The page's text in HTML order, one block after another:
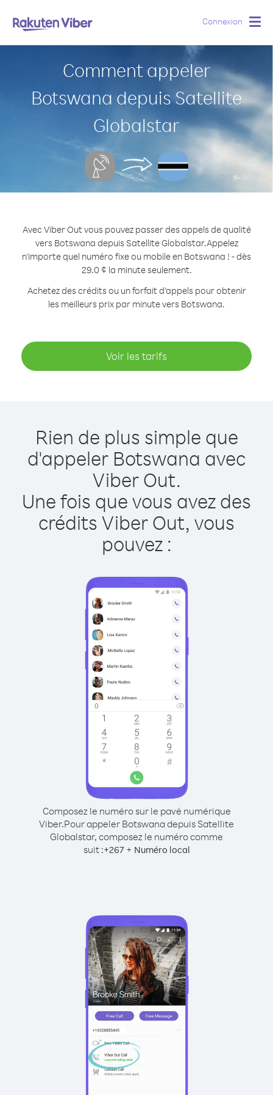
Connexion
Comment appeler
Botswana depuis Satellite
Globalstar
Avec Viber Out vous pouvez passer des appels de qualité
vers Botswana depuis Satellite Globalstar.Appelez
n'importe quel numéro fixe ou mobile en Botswana ! - dès
29.0 ¢ la minute seulement.
Achetez des crédits ou un forfait d’appels pour obtenir
les meilleurs prix par minute vers Botswana.
Voir les tarifs
Rien de plus simple que
d'appeler Botswana avec
Viber Out.
Une fois que vous avez des
crédits Viber Out, vous
pouvez :
Composez le numéro sur le pavé numérique
Viber.Pour appeler Botswana depuis Satellite
Globalstar, composez le numéro comme
suit :+267+ Numéro local